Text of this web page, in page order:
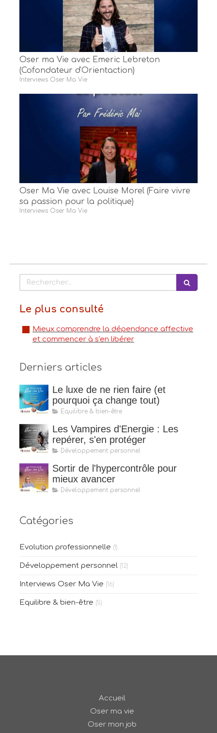
Oser ma Vie avec Emeric Lebreton
(Cofondateur d'Orientaction)
Interviews Oser Ma Vie
Oser Ma Vie avec Louise Morel (Faire vivre
sa passion pour la politique)
Interviews Oser Ma Vie
Rechercher
Le plus consulté
Mieux comprendre la dépendance affective
et commencer à s'en libérer
Derniers articles
Le luxe de ne rien faire (et
pourquoi ça change tout)
Equilibre & bien-être
Les Vampires d'Energie : Les
repérer, s'en protéger
Développement personnel
Sortir de l'hypercontrôle pour
mieux avancer
Développement personnel
Catégories
Evolution professionnelle (1)
Développement personnel (12)
Interviews Oser Ma Vie (16)
Equilibre & bien-être (5)
Accueil
Oser ma vie
Oser mon job